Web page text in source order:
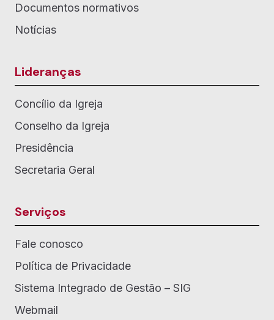
Documentos normativos
Notícias
Lideranças
Concílio da Igreja
Conselho da Igreja
Presidência
Secretaria Geral
Serviços
Fale conosco
Política de Privacidade
Sistema Integrado de Gestão – SIG
Webmail